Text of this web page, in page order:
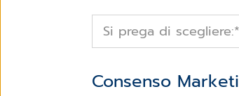
Si prega di scegliere:*
Consenso